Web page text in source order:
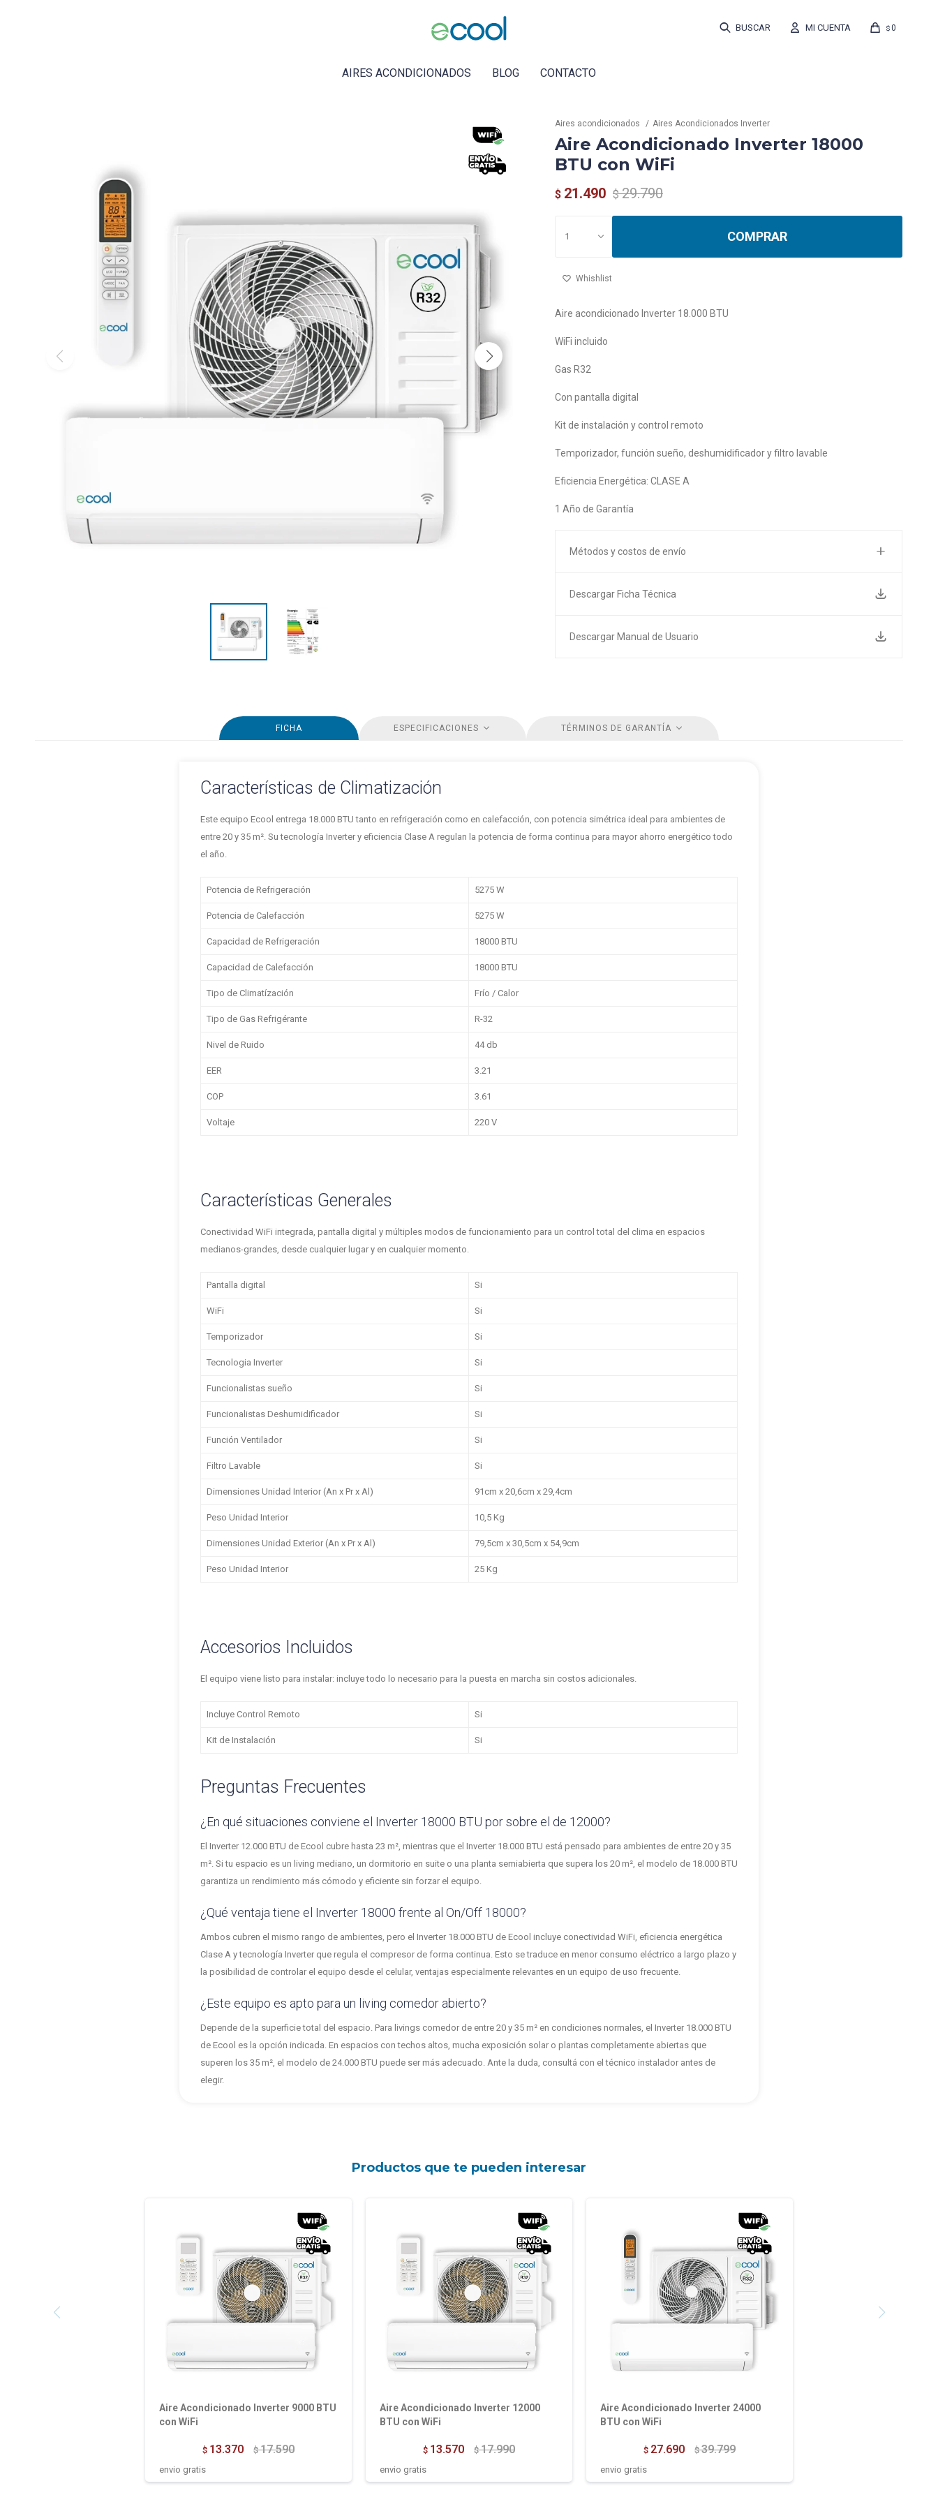
AIRES ACONDICIONADOS BLOG CONTACTO
$0
Aires acondicionados Aires Acondicionados Inverter
Aire Acondicionado Inverter 18000
BTU con WiFi
$ 21.490 $ 29.790
1 COMPRAR
Aire acondicionado Inverter 18.000 BTU
WiFi incluido
Gas R32
Con pantalla digital
Kit de instalación y control remoto
Temporizador, función sueño, deshumidificador y filtro lavable
Eficiencia Energética: CLASE A
1 Año de Garantía
Métodos y costos de envío
Descargar Ficha Técnica
Descargar Manual de Usuario
FICHA ESPECIFICACIONES TÉRMINOS DE GARANTÍA
Características de Climatización
Este equipo Ecool entrega 18.000 BTU tanto en refrigeración como en calefacción, con potencia simétrica ideal para ambientes de
entre 20 y 35 m². Su tecnología Inverter y eficiencia Clase A regulan la potencia de forma continua para mayor ahorro energético todo
el año.
Potencia de Refrigeración 5275 W
Potencia de Calefacción 5275 W
Capacidad de Refrigeración 18000 BTU
Capacidad de Calefacción 18000 BTU
Tipo de Climatízación Frío / Calor
Tipo de Gas Refrigérante R-32
Nivel de Ruido 44 db
EER 3.21
COP 3.61
Voltaje 220 V
Características Generales
Conectividad WiFi integrada, pantalla digital y múltiples modos de funcionamiento para un control total del clima en espacios
medianos-grandes, desde cualquier lugar y en cualquier momento.
Pantalla digital Si
WiFi Si
Temporizador Si
Tecnologia Inverter Si
Funcionalistas sueño Si
Funcionalistas Deshumidificador Si
Función Ventilador Si
Filtro Lavable Si
Dimensiones Unidad Interior (An x Pr x Al) 91cm x 20,6cm x 29,4cm
Peso Unidad Interior 10,5 Kg
Dimensiones Unidad Exterior (An x Pr x Al) 79,5cm x 30,5cm x 54,9cm
Peso Unidad Interior 25 Kg
Accesorios Incluidos
El equipo viene listo para instalar: incluye todo lo necesario para la puesta en marcha sin costos adicionales.
Incluye Control Remoto Si
Kit de Instalación Si
Preguntas Frecuentes
¿En qué situaciones conviene el Inverter 18000 BTU por sobre el de 12000?
El Inverter 12.000 BTU de Ecool cubre hasta 23 m², mientras que el Inverter 18.000 BTU está pensado para ambientes de entre 20 y 35
m². Si tu espacio es un living mediano, un dormitorio en suite o una planta semiabierta que supera los 20 m², el modelo de 18.000 BTU
garantiza un rendimiento más cómodo y eficiente sin forzar el equipo.
¿Qué ventaja tiene el Inverter 18000 frente al On/Off 18000?
Ambos cubren el mismo rango de ambientes, pero el Inverter 18.000 BTU de Ecool incluye conectividad WiFi, eficiencia energética
Clase A y tecnología Inverter que regula el compresor de forma continua. Esto se traduce en menor consumo eléctrico a largo plazo y
la posibilidad de controlar el equipo desde el celular, ventajas especialmente relevantes en un equipo de uso frecuente.
¿Este equipo es apto para un living comedor abierto?
Depende de la superficie total del espacio. Para livings comedor de entre 20 y 35 m² en condiciones normales, el Inverter 18.000 BTU
de Ecool es la opción indicada. En espacios con techos altos, mucha exposición solar o plantas completamente abiertas que
superen los 35 m², el modelo de 24.000 BTU puede ser más adecuado. Ante la duda, consultá con el técnico instalador antes de
elegir.
Productos que te pueden interesar
Aire Acondicionado Inverter 9000 BTU
con WiFi
$ 13.370 $ 17.590
envio gratis
Aire Acondicionado Inverter 12000
BTU con WiFi
$ 13.570 $ 17.990
envio gratis
Aire Acondicionado Inverter 24000
BTU con WiFi
$ 27.690 $ 39.799
envio gratis